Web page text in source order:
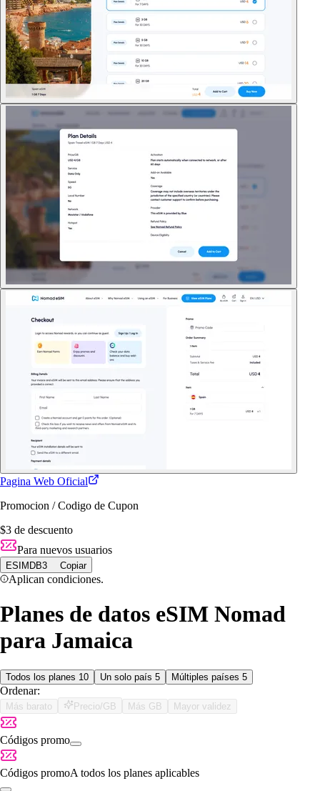
Pagina Web Oficial
Promocion / Codigo de Cupon
$3 de descuento
Para nuevos usuarios
ESIMDB3 Copiar
Aplican condiciones.
Planes de datos eSIM Nomad
para Jamaica
Todos los planes 10 Un solo país 5 Múltiples países 5
Ordenar:
Más barato Precio/GB Más GB Mayor validez
Códigos promo
Códigos promoA todos los planes aplicables